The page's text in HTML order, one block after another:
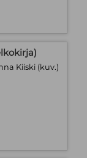
Kiiski (kuv.)